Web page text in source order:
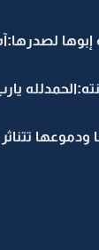
لصدرها:آه
تتناثر